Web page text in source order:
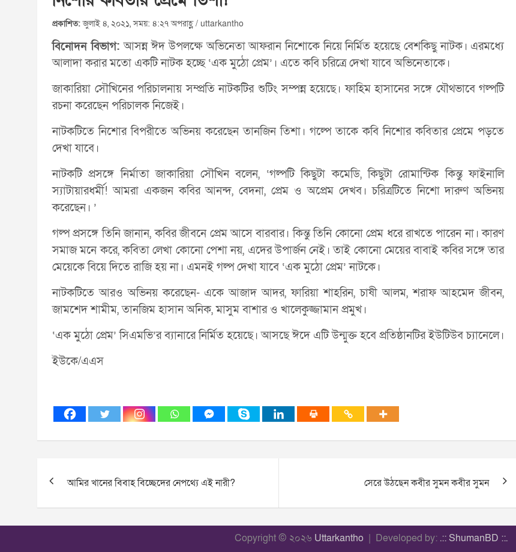
প্রকাশিত:জুলাই ৪, ২০২১, সময়: ৪:২৭ অপরাহ্ণ / uttarkantho
বিনোদন বিভাগ:আসন্ন ঈদ উপলক্ষে অভিনেতা আফরান নিশোকে নিয়ে নির্মিত হয়েছে বেশকিছু নাটক। এরমধ্যে
আলাদা করার মতো একটি নাটক হচ্ছে ‘এক মুঠো প্রেম’। এতে কবি চরিত্রে দেখা যাবে অভিনেতাকে।
জাকারিয়া সৌখিনের পরিচালনায় সম্প্রতি নাটকটির শুটিং সম্পন্ন হয়েছে। ফাহিম হাসানের সঙ্গে যৌথভাবে গল্পটি
রচনা করেছেন পরিচালক নিজেই।
নাটকটিতে নিশোর বিপরীতে অভিনয় করেছেন তানজিন তিশা। গল্পে তাকে কবি নিশোর কবিতার প্রেমে পড়তে
দেখা যাবে।
নাটকটি প্রসঙ্গে নির্মাতা জাকারিয়া সৌখিন বলেন, ‘গল্পটি কিছুটা কমেডি, কিছুটা রোমান্টিক কিন্তু ফাইনালি
স্যাটায়ারধর্মী! আমরা একজন কবির আনন্দ, বেদনা, প্রেম ও অপ্রেম দেখব। চরিত্রটিতে নিশো দারুণ অভিনয়
করেছেন। ’
গল্প প্রসঙ্গে তিনি জানান, কবির জীবনে প্রেম আসে বারবার। কিন্তু তিনি কোনো প্রেম ধরে রাখতে পারেন না। কারণ
সমাজ মনে করে, কবিতা লেখা কোনো পেশা নয়, এদের উপার্জন নেই। তাই কোনো মেয়ের বাবাই কবির সঙ্গে তার
মেয়েকে বিয়ে দিতে রাজি হয় না। এমনই গল্প দেখা যাবে ‘এক মুঠো প্রেম’ নাটকে।
নাটকটিতে আরও অভিনয় করেছেন- একে আজাদ আদর, ফারিয়া শাহরিন, চাষী আলম, শরাফ আহমেদ জীবন,
জামশেদ শামীম, তানজিম হাসান অনিক, মাসুম বাশার ও খালেকুজ্জামান প্রমুখ।
‘এক মুঠো প্রেম’ সিএমভি’র ব্যানারে নির্মিত হয়েছে। আসছে ঈদে এটি উন্মুক্ত হবে প্রতিষ্ঠানটির ইউটিউব চ্যানেলে।
ইউকে/এএস
navigation
আমির খানের বিবাহ বিচ্ছেদের নেপথ্যে এই নারী? সেরে উঠছেন কবীর সুমন কবীর সুমন
Copyright © ২০২৬ Uttarkantho Developed by: .:: ShumanBD ::.